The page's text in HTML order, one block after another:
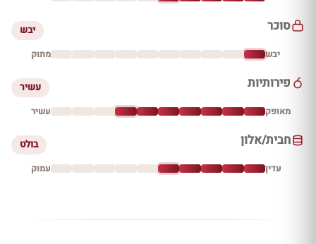
סוכר יבש
יבש מתוק
פירותיות עשיר
מאופק עשיר
חבית/אלון בולט
עדין עמוק